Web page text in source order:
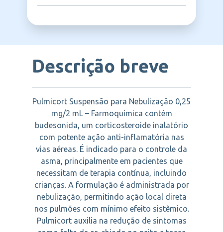
medicamento ajuda a reduzir a inflamação e
broncodilatadores.
respiratórias, Bronquiolite, Alergia
Descrição breve
Pulmicort Suspensão para Nebulização 0,25
mg/2 mL – Farmoquímica contém
budesonida, um corticosteroide inalatório
com potente ação anti-inflamatória nas
vias aéreas. É indicado para o controle da
asma, principalmente em pacientes que
necessitam de terapia contínua, incluindo
crianças. A formulação é administrada por
nebulização, permitindo ação local direta
nos pulmões com mínimo efeito sistêmico.
Pulmicort auxilia na redução de sintomas